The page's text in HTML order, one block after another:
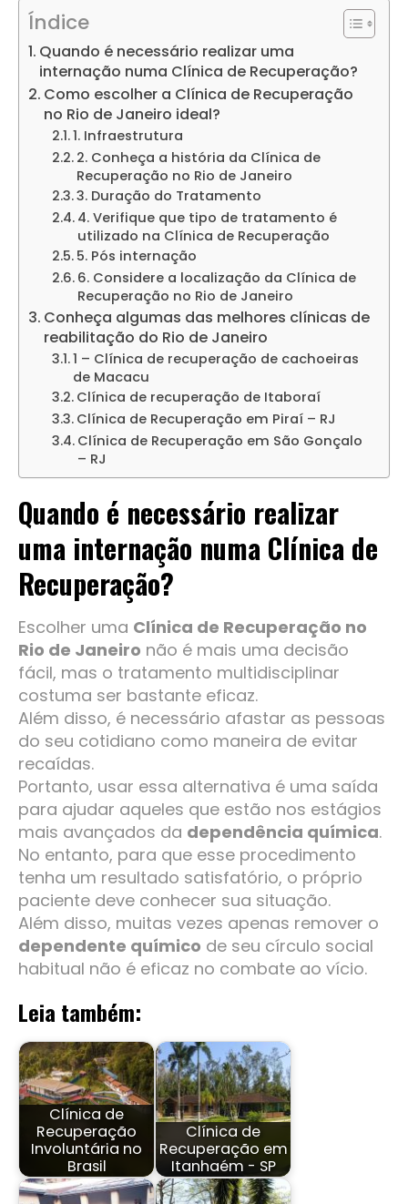
Índice
Quando é necessário realizar uma
internação numa Clínica de Recuperação?
Como escolher a Clínica de Recuperação
no Rio de Janeiro ideal?
1. Infraestrutura
2. Conheça a história da Clínica de
Recuperação no Rio de Janeiro
3. Duração do Tratamento
4. Verifique que tipo de tratamento é
utilizado na Clínica de Recuperação
5. Pós internação
6. Considere a localização da Clínica de
Recuperação no Rio de Janeiro
Conheça algumas das melhores clínicas de
reabilitação do Rio de Janeiro
1 – Clínica de recuperação de cachoeiras
de Macacu
Clínica de recuperação de Itaboraí
Clínica de Recuperação em Piraí – RJ
Clínica de Recuperação em São Gonçalo
– RJ
Quando é necessário realizar
uma internação numa Clínica de
Recuperação?
Escolher uma Clínica de Recuperação no
Rio de Janeiro não é mais uma decisão
fácil, mas o tratamento multidisciplinar
costuma ser bastante eficaz.
Além disso, é necessário afastar as pessoas
do seu cotidiano como maneira de evitar
recaídas.
Portanto, usar essa alternativa é uma saída
para ajudar aqueles que estão nos estágios
mais avançados da dependência química.
No entanto, para que esse procedimento
tenha um resultado satisfatório, o próprio
paciente deve conhecer sua situação.
Além disso, muitas vezes apenas remover o
dependente químico de seu círculo social
habitual não é eficaz no combate ao vício.
Leia também:
Clínica de
Recuperação
Involuntária no
Brasil
Clínica de
Recuperação em
Itanhaém - SP